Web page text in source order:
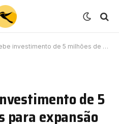
de 5 milhões de Euros para expansão de negócios no Brasil
de 5
para expansão